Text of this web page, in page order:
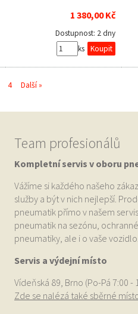
1 380,00 Kč
Dostupnost: 2 dny
ks
4 Další »
Team profesionálů
Kompletní servis v oboru
Vážíme si každého našeho
služby a být v nich nejlepší.
pneumatik přímo v našem
pneumatik na sezónu,
pneumatiky, ale i o vaše vozidlo.
Servis a výdejní místo
Vídeňská 89, Brno (Po-Pá 7:00 -
Zde se nalézá také sběrné